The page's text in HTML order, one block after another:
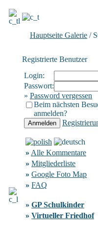
Hauptseite Galerie /
Registrierte Benutzer
Login:
Passwort:
» Password vergessen
Beim nächsten
anmelden?
» Alle Kommentare
» Mitgliederliste
» Google Foto Map
» FAQ
» GP Schulkinder
» Virtueller Friedhof